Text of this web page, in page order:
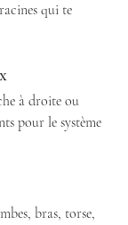
qui te
à droite ou
pour le système
bras, torse,